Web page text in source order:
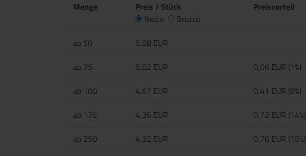
Menge
Preis / Stück
Netto
Brutto
Preisvorteil
ab 50
5,08 EUR
ab 75
5,02 EUR
0,06 EUR (1%)
ab 100
4,67 EUR
0,41 EUR (8%)
ab 175
4,36 EUR
0,72 EUR (14%)
ab 250
4,32 EUR
0,76 EUR (15%)